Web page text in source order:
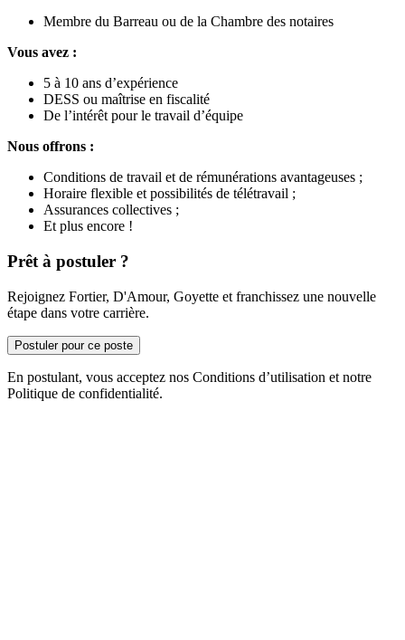
Membre du Barreau ou de la Chambre des notaires
Vous avez :
5 à 10 ans d’expérience
DESS ou maîtrise en fiscalité
De l’intérêt pour le travail d’équipe
Nous offrons :
Conditions de travail et de rémunérations avantageuses ;
Horaire flexible et possibilités de télétravail ;
Assurances collectives ;
Et plus encore !
Prêt à postuler ?
Rejoignez Fortier, D'Amour, Goyette et franchissez une nouvelle
étape dans votre carrière.
Postuler pour ce poste
En postulant, vous acceptez nos Conditions d’utilisation et notre
Politique de confidentialité.